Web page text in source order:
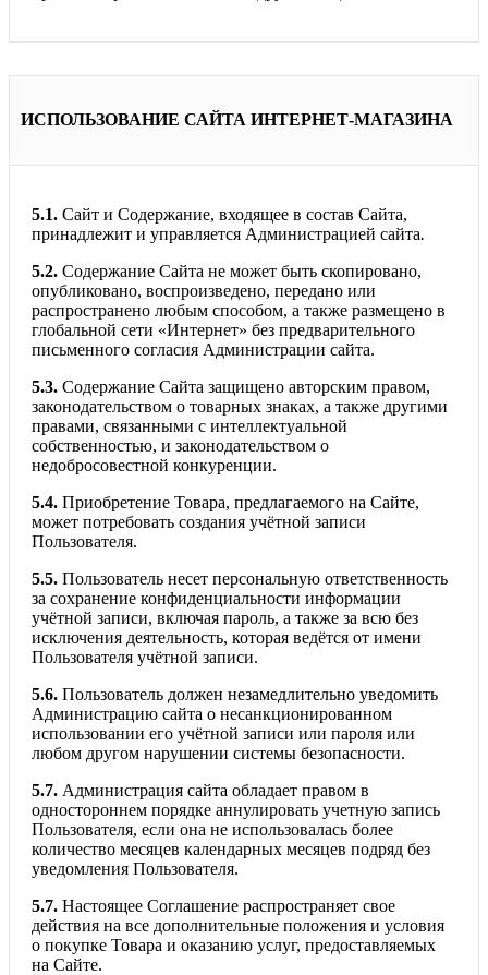
ИСПОЛЬЗОВАНИЕ САЙТА ИНТЕРНЕТ-МАГАЗИНА
5.1. Сайт и Содержание, входящее в состав Сайта,
принадлежит и управляется Администрацией сайта.
5.2. Содержание Сайта не может быть скопировано,
опубликовано, воспроизведено, передано или
распространено любым способом, а также размещено в
глобальной сети «Интернет» без предварительного
письменного согласия Администрации сайта.
5.3. Содержание Сайта защищено авторским правом,
законодательством о товарных знаках, а также другими
правами, связанными с интеллектуальной
собственностью, и законодательством о
недобросовестной конкуренции.
5.4. Приобретение Товара, предлагаемого на Сайте,
может потребовать создания учётной записи
Пользователя.
5.5. Пользователь несет персональную ответственность
за сохранение конфиденциальности информации
учётной записи, включая пароль, а также за всю без
исключения деятельность, которая ведётся от имени
Пользователя учётной записи.
5.6. Пользователь должен незамедлительно уведомить
Администрацию сайта о несанкционированном
использовании его учётной записи или пароля или
любом другом нарушении системы безопасности.
5.7. Администрация сайта обладает правом в
одностороннем порядке аннулировать учетную запись
Пользователя, если она не использовалась более
количество месяцев календарных месяцев подряд без
уведомления Пользователя.
5.7. Настоящее Соглашение распространяет свое
действия на все дополнительные положения и условия
о покупке Товара и оказанию услуг, предоставляемых
на Сайте.